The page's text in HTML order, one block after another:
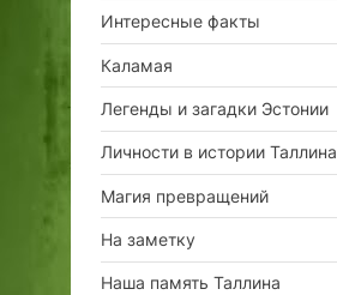
Интересные факты
Каламая
Легенды и загадки Эстонии
Личности в истории Таллина
Магия превращений
На заметку
Наша память Таллина